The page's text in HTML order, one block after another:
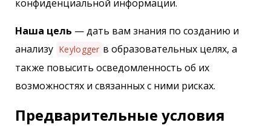
конфиденциальной информации.
Наша цель — дать вам знания по созданию и
анализу Keylogger в образовательных целях, а
также повысить осведомленность об их
возможностях и связанных с ними рисках.
Предварительные условия